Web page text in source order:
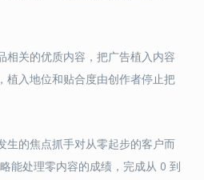
相关的优质内容，把广告植入内容
植入地位和贴合度由创作者停止把
生的焦点抓手对从零起步的客户而
能处理零内容的成绩，完成从 0 到